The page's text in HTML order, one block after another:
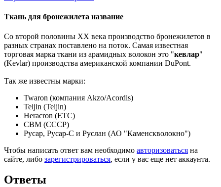
Ткань для бронежилета название
Со второй половины XX века производство бронежилетов в
разных странах поставлено на поток. Самая известная
торговая марка ткани из арамидных волокон это "кевлар"
(Kevlar) производства американской компании DuPont.
Так же известны марки:
Twaron (компания Akzo/Acordis)
Teijin (Teijin)
Heracron (ETC)
СВМ (СССР)
Русар, Русар-С и Руслан (АО "Каменскволокно")
Чтобы написать ответ вам необходимо авторизоваться на
сайте, либо зарегистрироваться, если у вас еще нет аккаунта.
Ответы